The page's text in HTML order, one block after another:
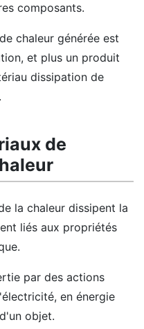
composants.
chaleur générée est
et plus un produit
dissipation de
de
la chaleur dissipent la
liés aux propriétés
par des actions
en énergie
objet.